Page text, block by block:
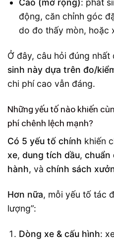
Cao (mở rộng): phát
động, căn chỉnh góc
do đo thấy mòn, hoặc
Ở đây, câu hỏi đúng nhất
sinh này dựa trên đo/
chi phí cao vẫn đáng.
Những yếu tố nào khiến
phí chênh lệch mạnh?
Có 5 yếu tố chính khiến
xe, dung tích dầu, chuẩn
hành, và chính sách
Hơn nữa, mỗi yếu tố tác
lượng”:
Dòng xe & cấu hình: